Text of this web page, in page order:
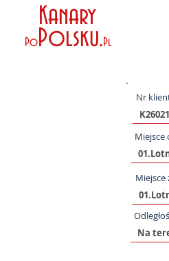
Kanary
PoPolsku.Pl
Nr
Miejsce